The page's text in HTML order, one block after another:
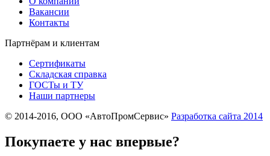
Вакансии
Контакты
Партнёрам и клиентам
Сертификаты
Складская справка
ГОСТы и ТУ
Наши партнеры
© 2014-2016, ООО «АвтоПромСервис» Разработка сайта 2014
Покупаете у нас впервые?